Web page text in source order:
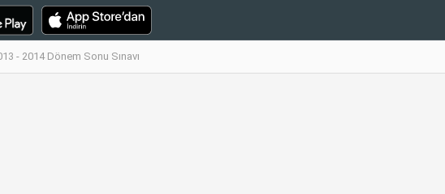
- 2014 Dönem Sonu Sınavı